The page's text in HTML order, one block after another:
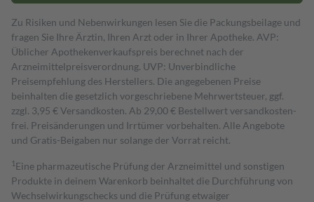
Zu Risiken und Nebenwirkungen lesen Sie die Packungsbeilage und
fragen Sie Ihre Ärztin, Ihren Arzt oder in Ihrer Apotheke. AVP:
Üblicher Apothekenverkaufspreis berechnet nach der
Arzneimittelpreisverordnung. UVP: Unverbindliche
Preisempfehlung des Herstellers. Die angegebenen Preise
beinhalten die gesetzlich vorgeschriebene Mehrwertsteuer, ggf.
zzgl. 3,95 € Versandkosten. Ab 29,00 € Bestell­wert versand­kosten­
frei. Preisänderungen und Irrtümer vorbehalten. Alle Angebote
und Gratis-Beigaben nur solange der Vorrat reicht.
1 Eine pharmazeutische Prüfung der Arzneimittel und sonstigen
Produkte in deinem Warenkorb beinhaltet die Durchführung von
Wechselwirkungschecks und die Prüfung etwaiger